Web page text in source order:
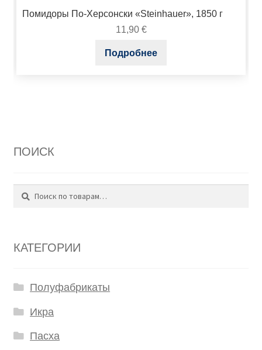
Помидоры По-Херсонски «Steinhauer», 1850 г
11,90 €
Подробнее
ПОИСК
Искать:
Поиск
КАТЕГОРИИ
Полуфабрикаты
Икра
Пасха